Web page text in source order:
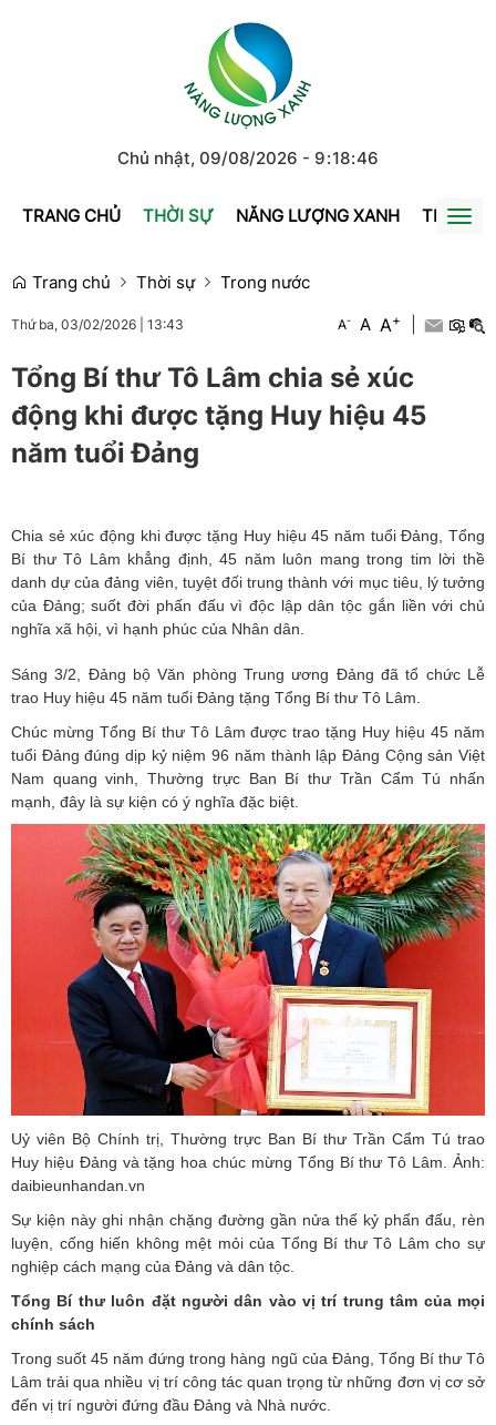
Chủ nhật, 09/08/2026 - 9:18:46
TRANG CHỦ THỜI SỰ NĂNG LƯỢNG XANH TRÁI
Trang chủ
Thời sự Trong nước
Thứ ba, 03/02/2026 13:43 A- A A+
Tổng Bí thư Tô Lâm chia sẻ xúc
động khi được tặng Huy hiệu 45
năm tuổi Đảng
Chia sẻ xúc động khi được tặng Huy hiệu 45 năm tuổi Đảng, Tổng
Bí thư Tô Lâm khẳng định, 45 năm luôn mang trong tim lời thề
danh dự của đảng viên, tuyệt đối trung thành với mục tiêu, lý tưởng
của Đảng; suốt đời phấn đấu vì độc lập dân tộc gắn liền với chủ
nghĩa xã hội, vì hạnh phúc của Nhân dân.
Sáng 3/2, Đảng bộ Văn phòng Trung ương Đảng đã tổ chức Lễ
trao Huy hiệu 45 năm tuổi Đảng tặng Tổng Bí thư Tô Lâm.
Chúc mừng Tổng Bí thư Tô Lâm được trao tặng Huy hiệu 45 năm
tuổi Đảng đúng dịp kỷ niệm 96 năm thành lập Đảng Cộng sản Việt
Nam quang vinh, Thường trực Ban Bí thư Trần Cẩm Tú nhấn
mạnh, đây là sự kiện có ý nghĩa đặc biệt.
Uỷ viên Bộ Chính trị, Thường trực Ban Bí thư Trần Cẩm Tú trao
Huy hiệu Đảng và tặng hoa chúc mừng Tổng Bí thư Tô Lâm. Ảnh:
daibieunhandan.vn
Sự kiện này ghi nhận chặng đường gần nửa thế kỷ phấn đấu, rèn
luyện, cống hiến không mệt mỏi của Tổng Bí thư Tô Lâm cho sự
nghiệp cách mạng của Đảng và dân tộc.
Tổng Bí thư luôn đặt người dân vào vị trí trung tâm của mọi
chính sách
Trong suốt 45 năm đứng trong hàng ngũ của Đảng, Tổng Bí thư Tô
Lâm trải qua nhiều vị trí công tác quan trọng từ những đơn vị cơ sở
đến vị trí người đứng đầu Đảng và Nhà nước.